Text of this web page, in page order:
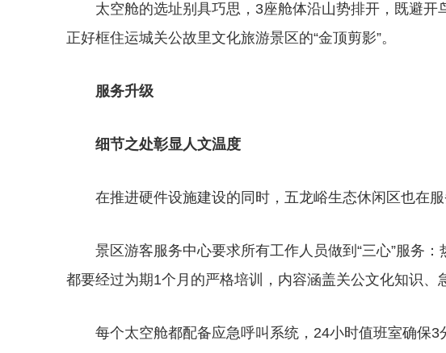
太空舱的选址别具巧思，3座舱体沿山势排开，既避开
正好框住运城关公故里文化旅游景区的“金顶剪影”。
服务升级
细节之处彰显人文温度
在推进硬件设施建设的同时，五龙峪生态休闲区也在服
景区游客服务中心要求所有工作人员做到“三心”服务
都要经过为期1个月的严格培训，内容涵盖关公文化知识、
每个太空舱都配备应急呼叫系统，24小时值班室确保